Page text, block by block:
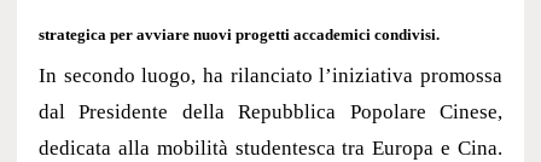
strategica per avviare nuovi progetti accademici condivisi.
In secondo luogo, ha rilanciato l’iniziativa promossa
dal Presidente della Repubblica Popolare Cinese,
dedicata alla mobilità studentesca tra Europa e Cina.